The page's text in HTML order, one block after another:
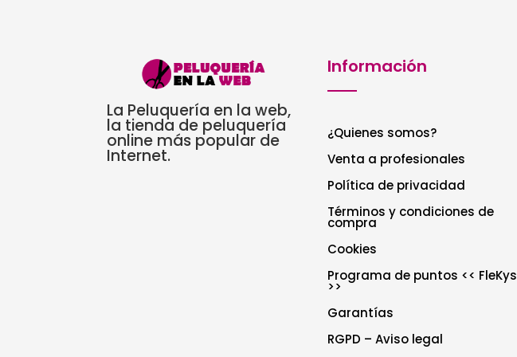
La Peluquería en la web,
la tienda de peluquería
online más popular de
Internet.
Información
¿Quienes somos?
Venta a profesionales
Política de privacidad
Términos y condiciones de
compra
Cookies
Programa de puntos << FleKys
>>
Garantías
RGPD – Aviso legal